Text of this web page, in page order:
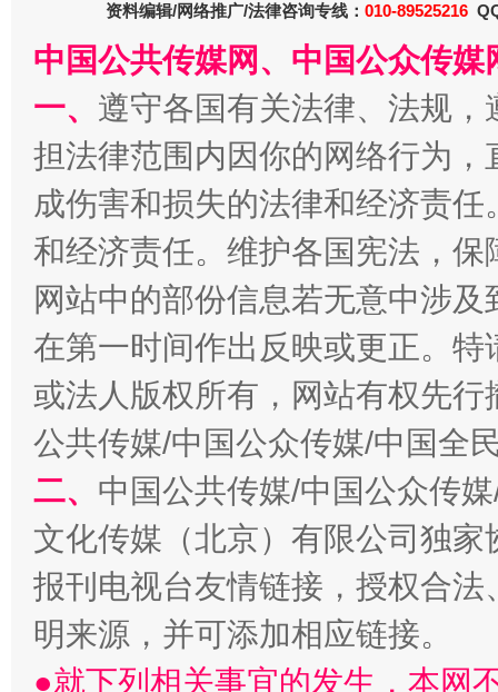
千年窑火 生生不息 一
揭开“小金库”的免责幌子
受贿1.44亿！段成刚被判无期
资料编辑/网络推广/法律咨询专线： 010-89525216
中国公共传媒网、中国公众传
一、 遵守各国有关法律、法规
担法律范围内因你的网络行为
成伤害和损失的法律和经济责
和经济责任。维护各国宪法，
网站中的部份信息若无意中涉
在第一时间作出反映或更正。
或法人版权所有，网站有权先
公共传媒/中国公众传媒/中国全
二、 中国公共传媒/中国公众传
文化传媒（北京）有限公司独
报刊电视台友情链接，授权合
明来源，并可添加相应链接。
●就下列相关事宜的发生，本网